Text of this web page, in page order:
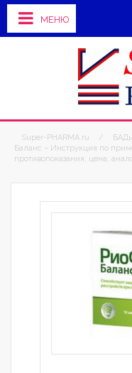
МЕНЮ
Super-PHARMA.ru /
Баланс – Инструкция по
противопоказания, цена,